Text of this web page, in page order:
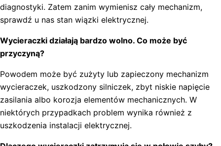
diagnostyki. Zatem zanim wymienisz cały mechanizm,
sprawdź u nas stan wiązki elektrycznej.
Wycieraczki działają bardzo wolno. Co może być
przyczyną?
Powodem może być zużyty lub zapieczony mechanizm
wycieraczek, uszkodzony silniczek, zbyt niskie napięcie
zasilania albo korozja elementów mechanicznych. W
niektórych przypadkach problem wynika również z
uszkodzenia instalacji elektrycznej.